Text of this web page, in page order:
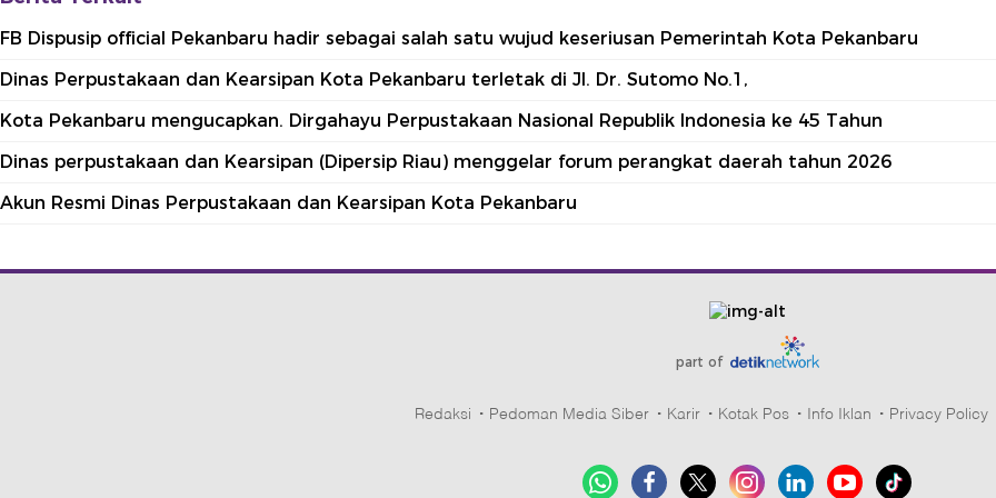
FB Dispusip official Pekanbaru hadir sebagai salah satu wujud keseriusan Pemerintah Kota Pekanbaru
Dinas Perpustakaan dan Kearsipan Kota Pekanbaru terletak di Jl. Dr. Sutomo No.1,
Kota Pekanbaru mengucapkan. Dirgahayu Perpustakaan Nasional Republik Indonesia ke 45 Tahun
Dinas perpustakaan dan Kearsipan (Dipersip Riau) menggelar forum perangkat daerah tahun 2026
Akun Resmi Dinas Perpustakaan dan Kearsipan Kota Pekanbaru
part of
Redaksi Pedoman Media Siber Karir Kotak Pos Info Iklan Privacy Policy